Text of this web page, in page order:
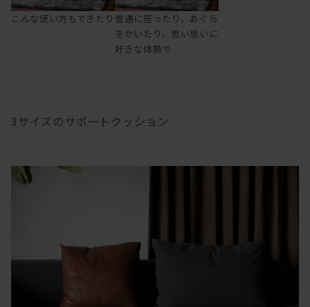
こんな使い方もできたり 普通に座ったり、あぐら
をかいたり、思い思いに
好きな体勢で
3サイズのサポートクッション